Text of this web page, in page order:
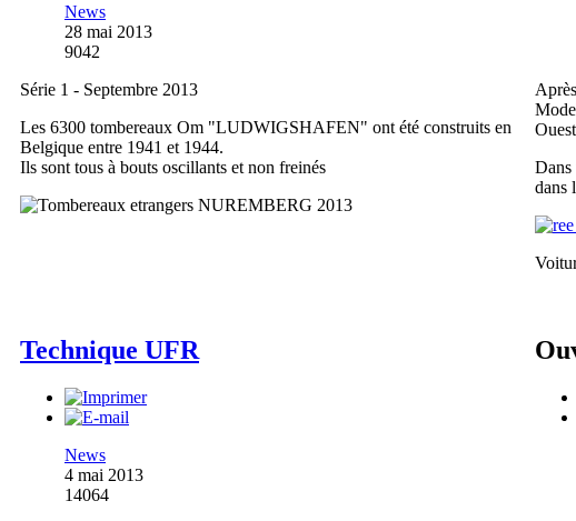
News
28 mai 2013
9042
Série 1 - Septembre 2013
Les 6300 tombereaux Om "LUDWIGSHAFEN" ont été construits en
Belgique entre 1941 et 1944.
Ils sont tous à bouts oscillants et non freinés
Dans
dans
Technique UFR
News
4 mai 2013
14064